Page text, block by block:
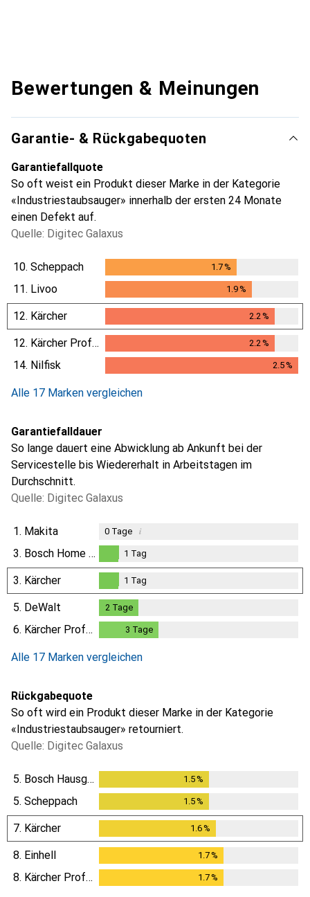
Bewertungen & Meinungen
Garantie- & Rückgabequoten
Garantiefallquote
So oft weist ein Produkt dieser Marke in der Kategorie
«Industriestaubsauger» innerhalb der ersten 24 Monate
einen Defekt auf.
Quelle: Digitec Galaxus
10. Scheppach 1.7%
11. Livoo 1.9%
12. Kärcher 2.2 %
2.2%
12. Kärcher Professional 2.2 %
2.2%
14. Nilfisk 2.5%
Alle 17 Marken vergleichen
Garantiefalldauer
So lange dauert eine Abwicklung ab Ankunft bei der
Servicestelle bis Wiedererhalt in Arbeitstagen im
Durchschnitt.
Quelle: Digitec Galaxus
1. Makita 0Tage i
3. Bosch Home & Garden
1Tag
1 Tag
3. Kärcher
1Tag
1 Tag
5. DeWalt 2 Tage
6. Kärcher Professional 3 Tage
Alle 17 Marken vergleichen
Rückgabequote
So oft wird ein Produkt dieser Marke in der Kategorie
«Industriestaubsauger» retourniert.
Quelle: Digitec Galaxus
5. Bosch Hausgeräte 1.5%
5. Scheppach 1.5%
7. Kärcher 1.6%
8. Einhell 1.7%
8. Kärcher Professional 1.7%